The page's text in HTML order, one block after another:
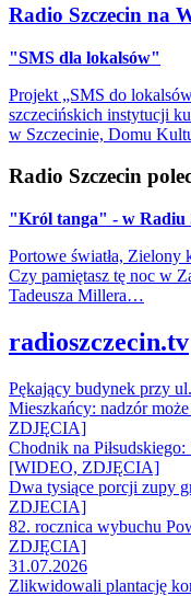
Radio Szczecin na
"SMS dla lokalsów"
Projekt „SMS do
szczecińskich instytucji
w Szczecinie, Domu
Radio Szczecin
"Król tanga" - w Radiu
Portowe światła, Zielony
Czy pamiętasz tę noc w
Tadeusza Millera…
radioszczecin.tv
Pękający budynek przy
Mieszkańcy: nadzór
ZDJĘCIA]
Chodnik na
[WIDEO, ZDJĘCIA]
Dwa tysiące porcji zupy
ZDJECIA]
82. rocznica wybuchu
ZDJĘCIA]
31.07.2026
Zlikwidowali plantację